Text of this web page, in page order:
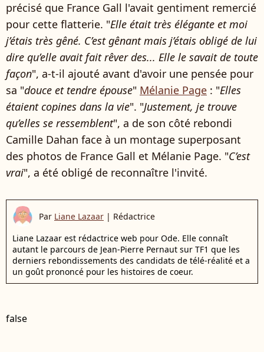
précisé que France Gall l'avait gentiment remercié
pour cette flatterie. "Elle était très élégante et moi
j’étais très gêné. C’est gênant mais j’étais obligé de lui
dire qu’elle avait fait rêver des... Elle le savait de toute
façon", a-t-il ajouté avant d'avoir une pensée pour
sa "douce et tendre épouse" Mélanie Page : "Elles
étaient copines dans la vie". "Justement, je trouve
qu’elles se ressemblent", a de son côté rebondi
Camille Dahan face à un montage superposant
des photos de France Gall et Mélanie Page. "C’est
vrai", a été obligé de reconnaître l'invité.
Par Liane Lazaar | Rédactrice
Liane Lazaar est rédactrice web pour Ode. Elle connaît
autant le parcours de Jean-Pierre Pernaut sur TF1 que les
derniers rebondissements des candidats de télé-réalité et a
un goût prononcé pour les histoires de coeur.
false